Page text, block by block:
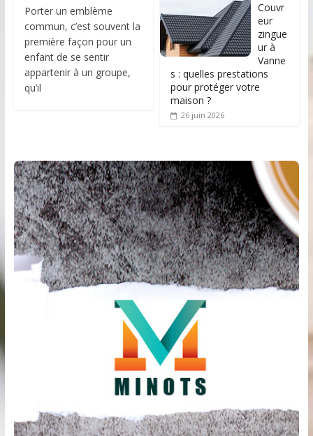
Porter un emblème
commun, c’est souvent la
première façon pour un
enfant de se sentir
appartenir à un groupe,
qu’il
Couvr
eur
zingue
ur à
Vanne
s : quelles prestations
pour protéger votre
maison ?
26 juin 2026